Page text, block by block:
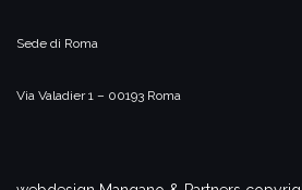
Sede di Roma
Via Valadier 1 – 00193 Roma